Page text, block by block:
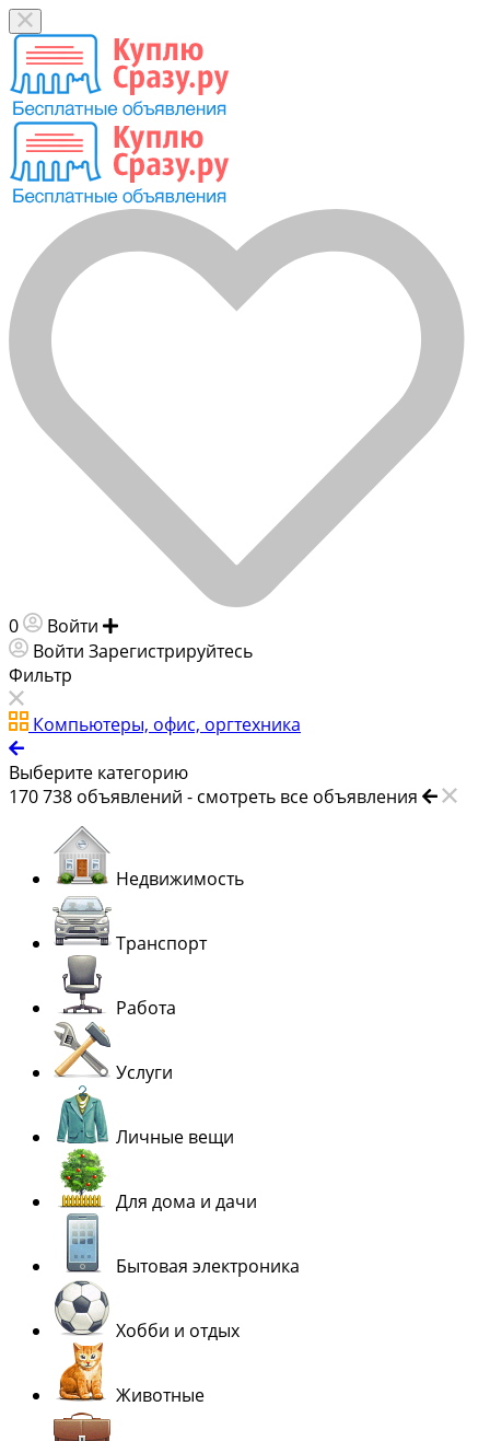
0 Войти
Войти Зарегистрируйтесь
Фильтр
Компьютеры, офис, оргтехника
Выберите категорию
170 738 объявлений - смотреть все объявления
Недвижимость
Транспорт
Работа
Услуги
Личные вещи
Для дома и дачи
Бытовая электроника
Хобби и отдых
Животные